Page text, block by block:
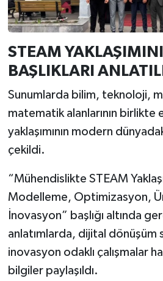
STEAM
BAŞLIKLARI
Sunumlarda bilim, teknoloji,
matematik alanlarının birlikte
yaklaşımının modern
çekildi.
“Mühendislikte STEAM
Modelleme, Optimizasyon,
İnovasyon” başlığı altında
anlatımlarda, dijital dönüşüm
inovasyon odaklı çalışmalar
bilgiler paylaşıldı.